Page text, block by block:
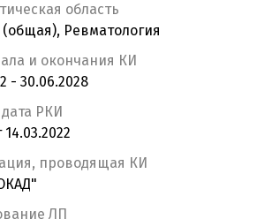
область
Ревматология
и окончания КИ
- 30.06.2028
РКИ
проводящая КИ
ЛП